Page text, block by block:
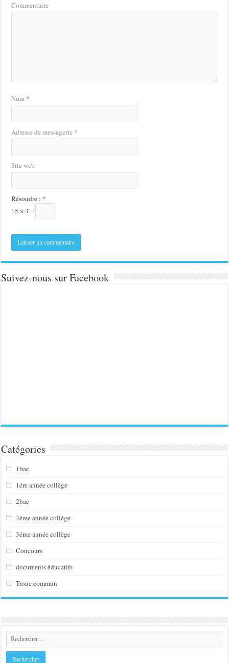
Commentaire
Nom *
Adresse de messagerie *
Site web
Résoudre : *
15 × 3 =
Suivez-nous sur Facebook
Catégories
1bac
1ére année collège
2bac
2éme année collège
3éme année collège
Concours
documents éducatifs
Tronc commun